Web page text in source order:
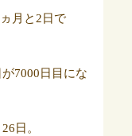
月と2日で
7000日目にな
日。